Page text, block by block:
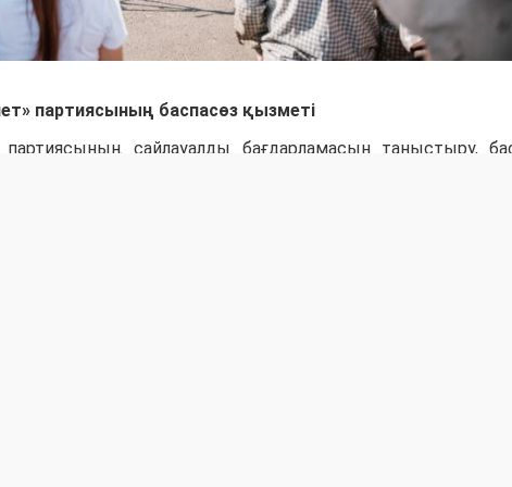
партиясының баспасөз қызметі
сайлауалды бағдарламасын таныстыру,